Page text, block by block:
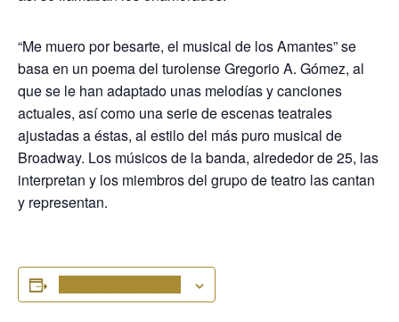
“Me muero por besarte, el musical de los Amantes” se
basa en un poema del turolense Gregorio A. Gómez, al
que se le han adaptado unas melodías y canciones
actuales, así como una serie de escenas teatrales
ajustadas a éstas, al estilo del más puro musical de
Broadway. Los músicos de la banda, alrededor de 25, las
interpretan y los miembros del grupo de teatro las cantan
y representan.